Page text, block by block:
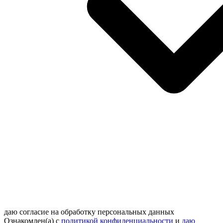
даю согласие на обработку персональных данных
Ознакомлен(а) с политикой конфиденциальности и даю